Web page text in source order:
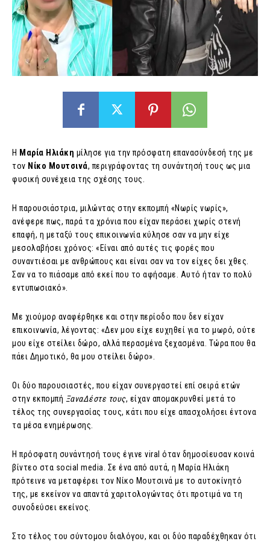
Η Μαρία Ηλιάκη μίλησε για την πρόσφατη επανασύνδεσή της με
τον Νίκο Μουτσινά, περιγράφοντας τη συνάντησή τους ως μια
φυσική συνέχεια της σχέσης τους.
Η παρουσιάστρια, μιλώντας στην εκπομπή «Νωρίς νωρίς»,
ανέφερε πως, παρά τα χρόνια που είχαν περάσει χωρίς στενή
επαφή, η μεταξύ τους επικοινωνία κύλησε σαν να μην είχε
μεσολαβήσει χρόνος: «Είναι από αυτές τις φορές που
συναντιέσαι με ανθρώπους και είναι σαν να τον είχες δει χθες.
Σαν να το πιάσαμε από εκεί που το αφήσαμε. Αυτό ήταν το πολύ
εντυπωσιακό».
Με χιούμορ αναφέρθηκε και στην περίοδο που δεν είχαν
επικοινωνία, λέγοντας: «Δεν μου είχε ευχηθεί για το μωρό, ούτε
μου είχε στείλει δώρο, αλλά περασμένα ξεχασμένα. Τώρα που θα
πάει Δημοτικό, θα μου στείλει δώρο».
Οι δύο παρουσιαστές, που είχαν συνεργαστεί επί σειρά ετών
στην εκπομπή ΞαναΔέστε τους, είχαν απομακρυνθεί μετά το
τέλος της συνεργασίας τους, κάτι που είχε απασχολήσει έντονα
τα μέσα ενημέρωσης.
Η πρόσφατη συνάντησή τους έγινε viral όταν δημοσίευσαν κοινά
βίντεο στα social media. Σε ένα από αυτά, η Μαρία Ηλιάκη
πρότεινε να μεταφέρει τον Νίκο Μουτσινά με το αυτοκίνητό
της, με εκείνον να απαντά χαριτολογώντας ότι προτιμά να τη
συνοδεύσει εκείνος.
Στο τέλος του σύντομου διαλόγου, και οι δύο παραδέχθηκαν ότι